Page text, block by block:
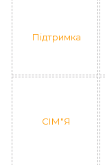
Підтримка
СІМ"Я